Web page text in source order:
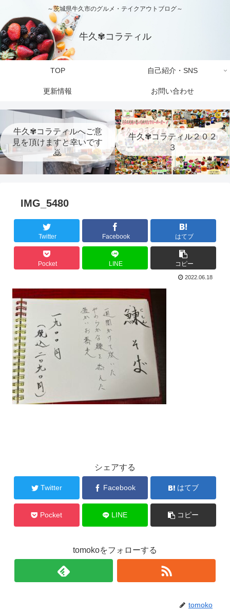
～茨城県牛久市のグルメ・テイクアウトブログ～
牛久✾コラティル
TOP 自己紹介・SNS
更新情報 お問い合わせ
牛久✾コラティルへご意
見を頂けますと幸いです
🙇
牛久✾コラティル２０２
３
IMG_5480
Twitter Facebook はてブ
Pocket LINE コピー
2022.06.18
シェアする
Twitter Facebook はてブ
Pocket LINE コピー
tomokoをフォローする
tomoko